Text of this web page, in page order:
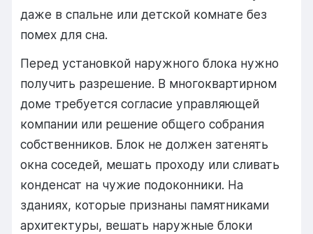
даже в спальне или детской комнате без
помех для сна.
Перед установкой наружного блока нужно
получить разрешение. В многоквартирном
доме требуется согласие управляющей
компании или решение общего собрания
собственников. Блок не должен затенять
окна соседей, мешать проходу или сливать
конденсат на чужие подоконники. На
зданиях, которые признаны памятниками
архитектуры, вешать наружные блоки